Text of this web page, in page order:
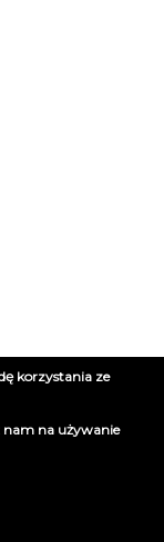
korzystania ze
nam na używanie